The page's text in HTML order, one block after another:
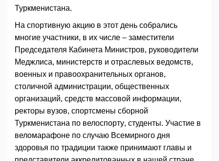
Туркменистана.
На спортивную акцию в этот день собрались
многие участники, в их числе – заместители
Председателя Кабинета Министров, руководители
Меджлиса, министерств и отраслевых ведомств,
военных и правоохранительных органов,
столичной администрации, общественных
организаций, средств массовой информации,
ректоры вузов, спортсмены сборной
Туркменистана по велоспорту, студенты. Участие в
веломарафоне по случаю Всемирного дня
здоровья по традиции также принимают главы и